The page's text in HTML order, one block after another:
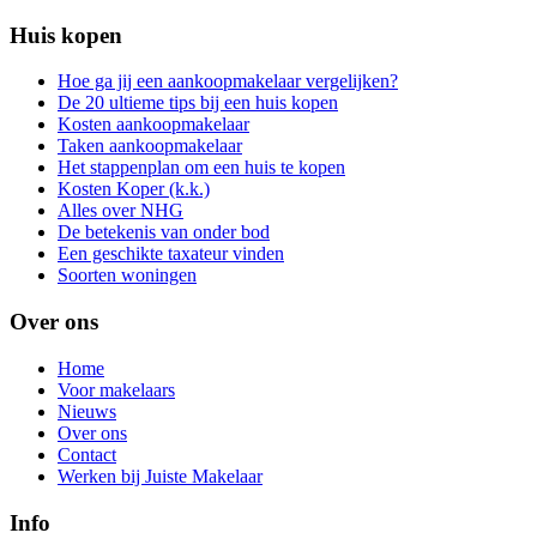
Huis kopen
Hoe ga jij een aankoopmakelaar vergelijken?
De 20 ultieme tips bij een huis kopen
Kosten aankoopmakelaar
Taken aankoopmakelaar
Het stappenplan om een huis te kopen
Kosten Koper (k.k.)
Alles over NHG
De betekenis van onder bod
Een geschikte taxateur vinden
Soorten woningen
Over ons
Home
Voor makelaars
Nieuws
Over ons
Contact
Werken bij Juiste Makelaar
Info